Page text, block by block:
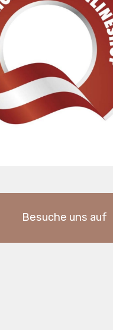
Besuche uns auf